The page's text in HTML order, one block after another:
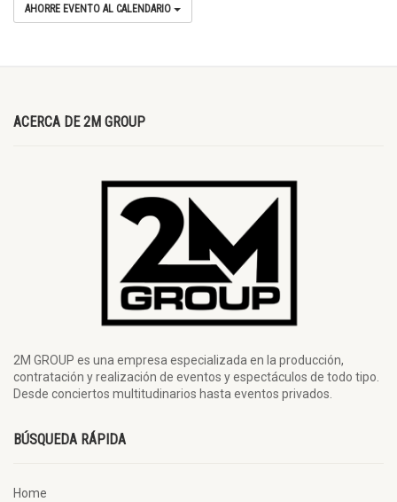
AHORRE EVENTO AL CALENDARIO
ACERCA DE 2M GROUP
2M GROUP es una empresa especializada en la producción,
contratación y realización de eventos y espectáculos de todo tipo.
Desde conciertos multitudinarios hasta eventos privados.
BÚSQUEDA RÁPIDA
Home